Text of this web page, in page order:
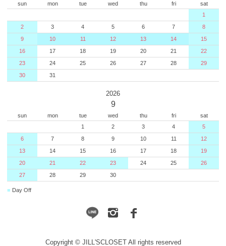
sun mon tue wed thu fri
sat
1
2
3 4 5 6 7
8
9
10 11 12 13 14
15
16
17 18 19 20 21
22
23
24 25 26 27 28
29
30
31
2026
9
sun mon tue wed thu fri
sat
1
2 3 4
5
6
7 8 9 10 11
12
13
14 15 16 17 18
19
20
21 22 23 24 25
26
27
28 29 30
■ Day Off
Copyright © JILL'SCLOSET All rights reserved